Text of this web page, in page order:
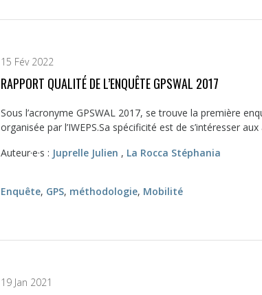
15 Fév 2022
RAPPORT QUALITÉ DE L’ENQUÊTE GPSWAL 2017
Sous l’acronyme GPSWAL 2017, se trouve la première
organisée par l’IWEPS.Sa spécificité est de s’intéresser
Auteur·e·s : Juprelle Julien , La Rocca Stéphania
Enquête, GPS, méthodologie, Mobilité
19 Jan 2021